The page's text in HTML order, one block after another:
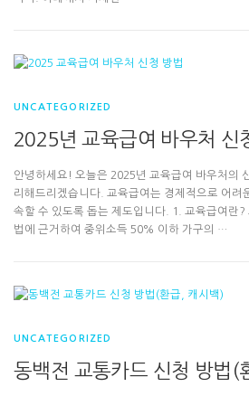
UNCATEGORIZED
2025년 교육급여 바우처 신
안녕하세요! 오늘은 2025년 교육급여 바우처의
리해드리겠습니다. 교육급여는 경제적으로 어려
속할 수 있도록 돕는 제도입니다. 1. 교육급여란
법에 근거하여 중위소득 50% 이하 가구의 …
UNCATEGORIZED
동백전 교통카드 신청 방법(